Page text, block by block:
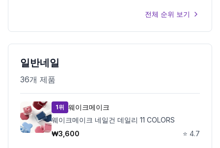
전체 순위 보기
일반네일
36개 제품
1위 웨이크메이크
웨이크메이크 네일건 데일리 11 COLORS
₩3,600 ⭐ 4.7